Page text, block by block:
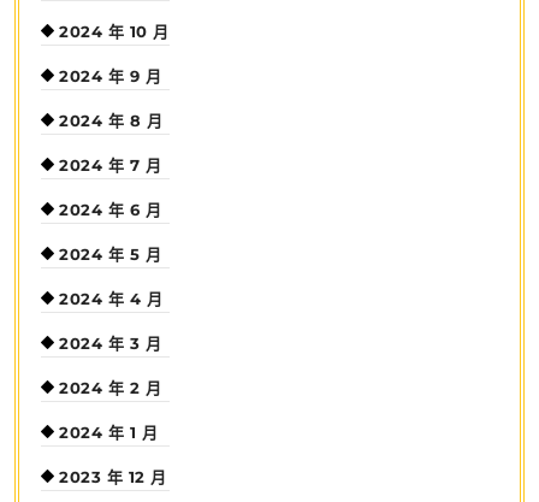
2024 年 10 月
2024 年 9 月
2024 年 8 月
2024 年 7 月
2024 年 6 月
2024 年 5 月
2024 年 4 月
2024 年 3 月
2024 年 2 月
2024 年 1 月
2023 年 12 月